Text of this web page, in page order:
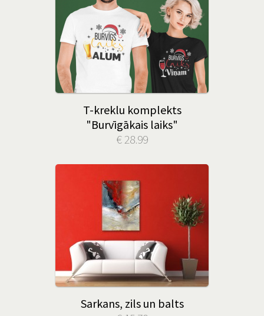
T-kreklu komplekts
"Burvīgākais laiks"
€ 28.99
Sarkans, zils un balts